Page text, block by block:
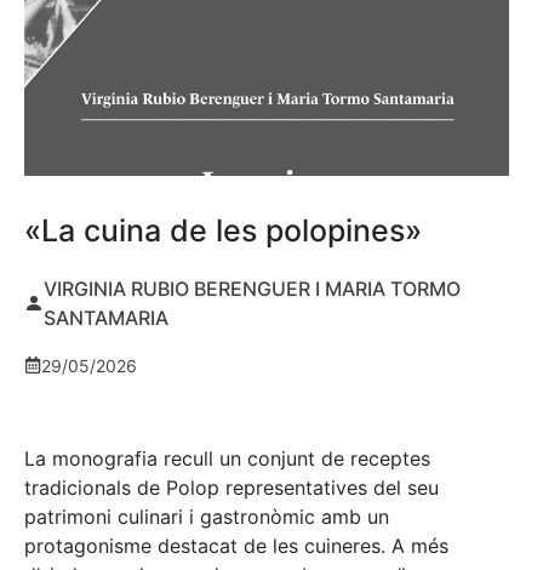
«La cuina de les polopines»
VIRGINIA RUBIO BERENGUER I MARIA TORMO
SANTAMARIA
29/05/2026
La monografia recull un conjunt de receptes
tradicionals de Polop representatives del seu
patrimoni culinari i gastronòmic amb un
protagonisme destacat de les cuineres. A més